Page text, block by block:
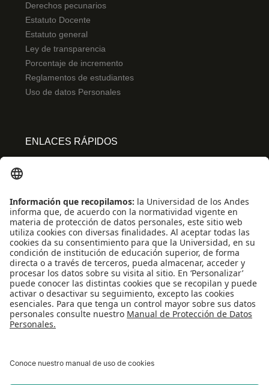
Derechos pecunarios
Estatuto Docente
Estatuto general
Ley de transparencia
Porcentaje de incremento
Reglamentos de estudiantes
Uso de datos Personales
ENLACES RÁPIDOS
Convivencia y transparencia
Emergencias: Extensión 0000
Eventos destacados
Mapa del Sitio
Multimedia
Noticias
Preguntas frecuentes